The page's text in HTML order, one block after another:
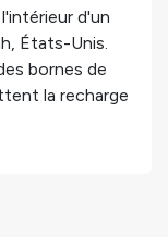
d'un
, États-Unis.
bornes de
la recharge